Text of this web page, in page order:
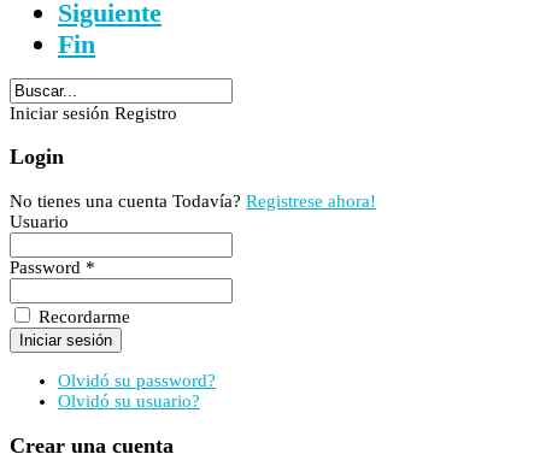
Siguiente
Fin
Iniciar sesión Registro
Login
No tienes una cuenta Todavía? Registrese ahora!
Usuario
Password *
Recordarme
Olvidó su password?
Olvidó su usuario?
Crear una cuenta